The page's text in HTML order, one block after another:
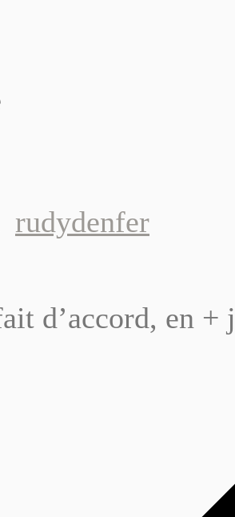
rudydenfer
d’accord, en +